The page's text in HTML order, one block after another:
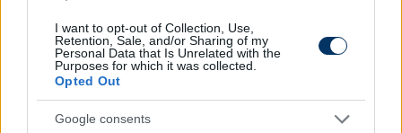
I want to opt-out of Collection, Use,
Retention, Sale, and/or Sharing of my
Personal Data that Is Unrelated with the
Purposes for which it was collected.
Opted Out
Google consents
Bár 2-1-es győzelmének örülhet, kapufái miatt
bosszankodhat a Nyíregyháza a Monor elleni bajnoki
után. Zoran Szpisljak együttesét az első félidőben
egyszer, a második játékrész hajrájában kétszer
fosztotta meg a góltól a felső léc, illetve a kapufa.